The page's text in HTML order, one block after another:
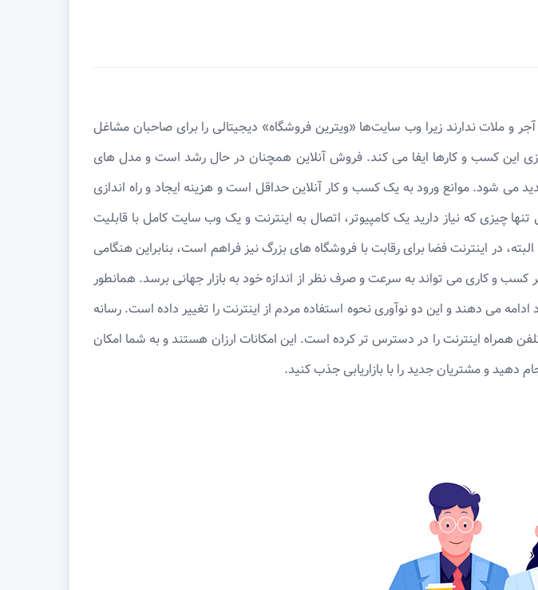
و ملات ندارند زیرا وب ‌سایت‌ها «ویترین فروشگاه» دیجیتالی را برای صاحبان مشاغل
این کسب و کارها ایفا می کند. فروش آنلاین همچنان در حال رشد است و مدل های
می شود. موانع ورود به یک کسب و کار آنلاین حداقل است و هزینه ایجاد و راه اندازی
چیزی که نیاز دارید یک کامپیوتر، اتصال به اینترنت و یک وب سایت کامل با قابلیت
در اینترنت فضا برای رقابت با فروشگاه های بزرگ نیز فراهم است، بنابراین هنگامی
و کاری می تواند به سرعت و صرف نظر از اندازه خود به بازار جهانی برسد. همانطور
می دهند و این دو نوآوری نحوه استفاده مردم از اینترنت را تغییر داده است. رسانه
همراه اینترنت را در دسترس تر کرده است. این امکانات ارزان هستند و به شما امکان
و مشتریان جدید را با بازاریابی جذب کنید.